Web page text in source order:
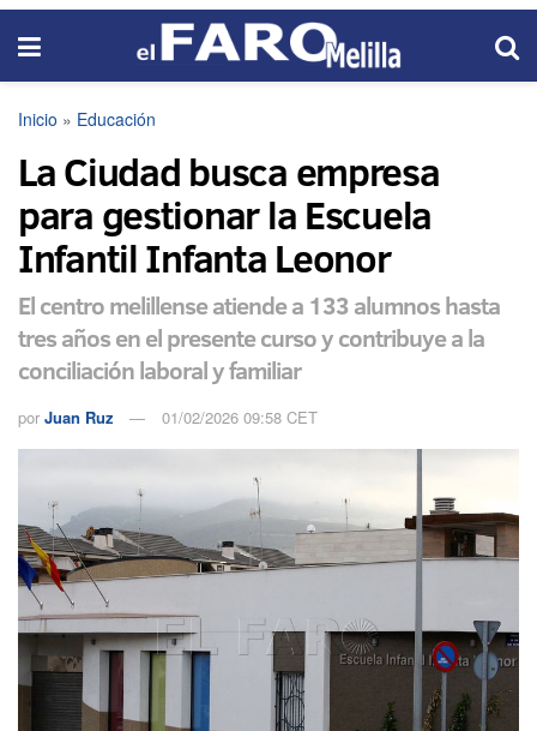
Inicio » Educación
La Ciudad busca empresa
para gestionar la Escuela
Infantil Infanta Leonor
El centro melillense atiende a 133 alumnos hasta
tres años en el presente curso y contribuye a la
conciliación laboral y familiar
por Juan Ruz 01/02/2026 09:58 CET